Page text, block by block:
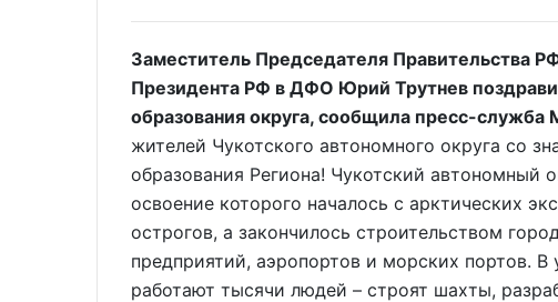
Заместитель Председателя Правительства
Президента РФ в ДФО Юрий Трутнев
образования округа, сообщила пресс-служба
жителей Чукотского автономного округа со
образования Региона! Чукотский автономный
освоение которого началось с арктических
острогов, а закончилось строительством
предприятий, аэропортов и морских портов.
работают тысячи людей – строят шахты,